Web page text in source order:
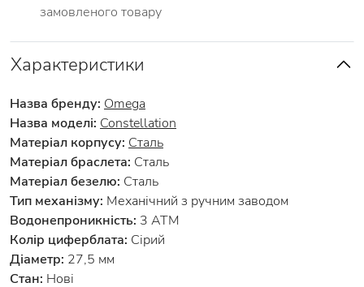
замовленого товару
Характеристики
Назва бренду: Omega
Назва моделі: Constellation
Матеріал корпусу: Сталь
Матеріал браслета: Сталь
Матеріал безелю: Сталь
Тип механізму: Механічний з ручним заводом
Водонепроникність: 3 АТМ
Колір циферблата: Сірий
Діаметр: 27,5 мм
Стан: Нові